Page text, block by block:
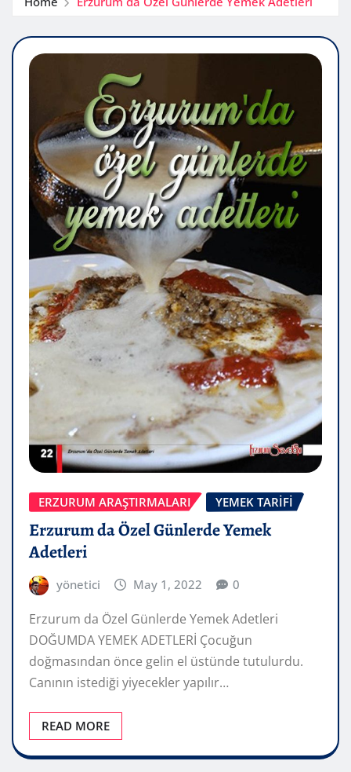
ERZURUM ARAŞTIRMALARI YEMEK TARIFI
Erzurum da Özel Günlerde Yemek
Adetleri
yönetici May 1, 2022 0
Erzurum da Özel Günlerde Yemek Adetleri
DOĞUMDA YEMEK ADETLERİ Çocuğun
doğmasından önce gelin el üstünde tutulurdu.
Canının istediği yiyecekler yapılır…
READ MORE